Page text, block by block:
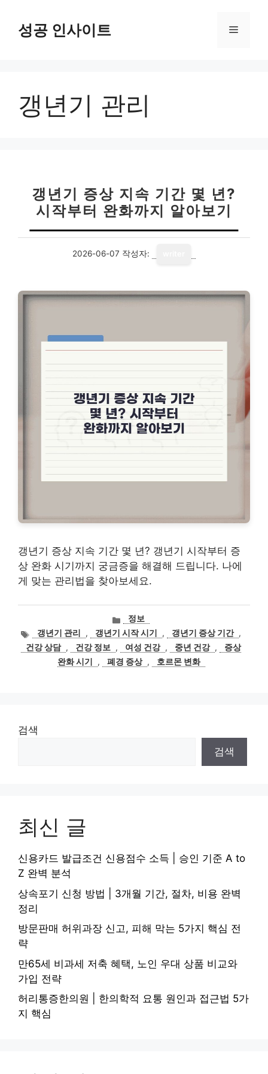
성공 인사이트 메
갱년기 관리
갱년기 증상 지속 기간 몇 년?
시작부터 완화까지 알아보기
2026-06-07 작성자:
갱년기 증상 지속 기간 몇 년? 갱년기 시작부터 증
상 완화 시기까지 궁금증을 해결해 드립니다. 나에
게 맞는 관리법을 찾아보세요.
카
테
고
리
정보
태
그
갱년기 관리 , 갱년기 시작 시기 , 갱년기 증상 기간 ,
건강 상담 , 건강 정보 , 여성 건강 , 중년 건강 ,
증상
완화 시기
, 폐경 증상 , 호르몬 변화
검색
검색
최신 글
신용카드 발급조건 신용점수 소득 | 승인 기준 A to
Z 완벽 분석
상속포기 신청 방법 | 3개월 기간, 절차, 비용 완벽
정리
방문판매 허위과장 신고, 피해 막는 5가지 핵심 전
략
만65세 비과세 저축 혜택, 노인 우대 상품 비교와
가입 전략
허리통증한의원 | 한의학적 요통 원인과 접근법 5가
지 핵심